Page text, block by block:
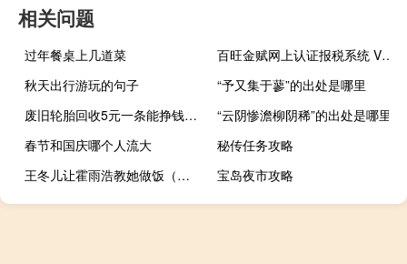
相关问题
过年餐桌上几道菜
百旺金赋网上认证报税系统 V6.10 官方版（百旺金赋网上认证报税系统 V6.10 官方版功能简介）
秋天出行游玩的句子
“予又集于蓼”的出处是哪里
废旧轮胎回收5元一条能挣钱吗（废旧轮胎回收）
“云阴惨澹柳阴稀”的出处是哪里
春节和国庆哪个人流大
秘传任务攻略
王冬儿让霍雨浩教她做饭（王冬儿被霍雨浩污）
宝岛夜市攻略